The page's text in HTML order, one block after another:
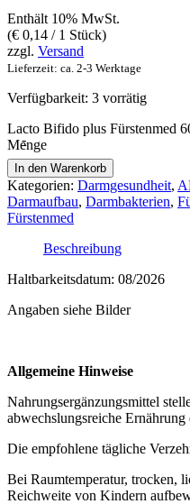
Enthält 10% MwSt.
(€ 0,14 / 1 Stück)
zzgl. Versand
Lieferzeit: ca. 2-3 Werktage
Verfügbarkeit: 3 vorrätig
-
Lacto Bifido plus Fürstenmed
Menge
In den Warenkorb
Kategorien: Darmgesundheit,
Darmaufbau, Darmbakterien,
Fürstenmed
Beschreibung
Haltbarkeitsdatum: 08/2026
Angaben siehe Bilder
Allgemeine Hinweise
Nahrungsergänzungsmittel
abwechslungsreiche Ernährung
Die empfohlene tägliche
Bei Raumtemperatur, trocken,
Reichweite von Kindern